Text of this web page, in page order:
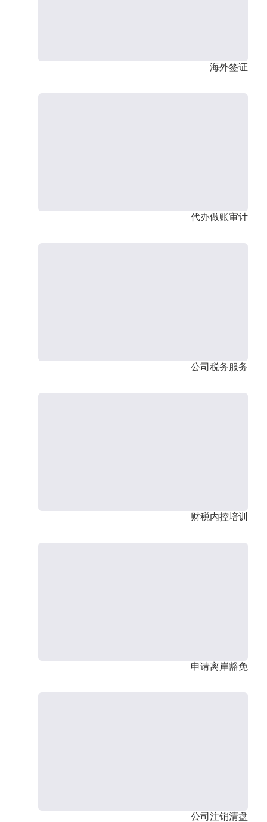
海外签证
代办做账审计
公司税务服务
财税内控培训
申请离岸豁免
公司注销清盘